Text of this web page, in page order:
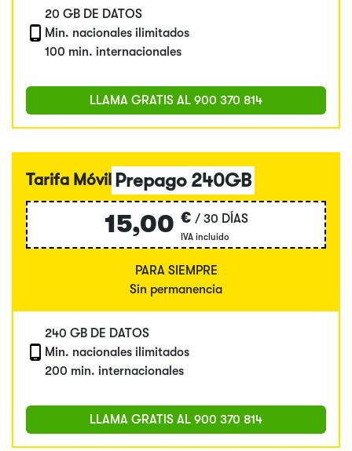
20 GB DE DATOS
Min. nacionales ilimitados
100 min. internacionales
LLAMA GRATIS AL 900 370 814
Tarifa Móvil Prepago 240GB
15,00 € / 30 DÍAS
IVA incluido
PARA SIEMPRE
Sin permanencia
240 GB DE DATOS
Min. nacionales ilimitados
200 min. internacionales
LLAMA GRATIS AL 900 370 814